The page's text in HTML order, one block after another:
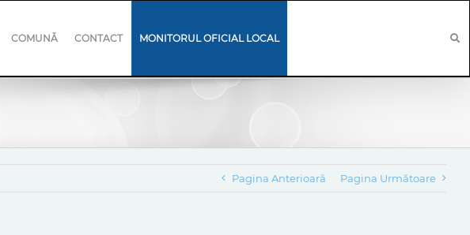
COMUNĂ CONTACT MONITORUL OFICIAL LOCAL
Pagina Anterioară Pagina Următoare